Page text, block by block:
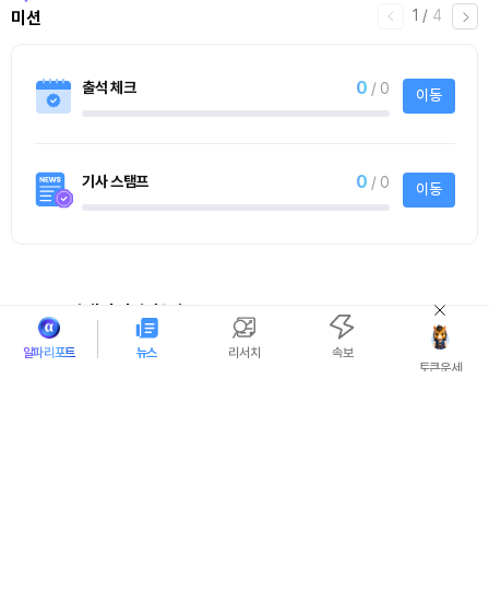
알파리포트 뉴스 리서치
속보
토큰운세
1 / 4
미션
출석 체크 0 / 0 이동
기사 스탬프 0 / 0 이동
빅데이터 추천정보